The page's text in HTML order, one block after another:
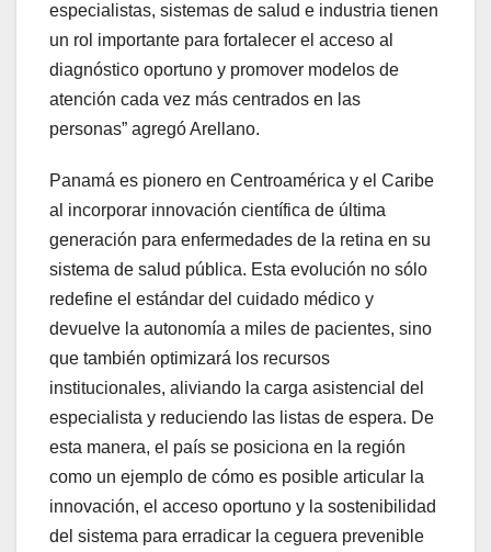
especialistas, sistemas de salud e industria tienen
un rol importante para fortalecer el acceso al
diagnóstico oportuno y promover modelos de
atención cada vez más centrados en las
personas” agregó Arellano.
Panamá es pionero en Centroamérica y el Caribe
al incorporar innovación científica de última
generación para enfermedades de la retina en su
sistema de salud pública. Esta evolución no sólo
redefine el estándar del cuidado médico y
devuelve la autonomía a miles de pacientes, sino
que también optimizará los recursos
institucionales, aliviando la carga asistencial del
especialista y reduciendo las listas de espera. De
esta manera, el país se posiciona en la región
como un ejemplo de cómo es posible articular la
innovación, el acceso oportuno y la sostenibilidad
del sistema para erradicar la ceguera prevenible